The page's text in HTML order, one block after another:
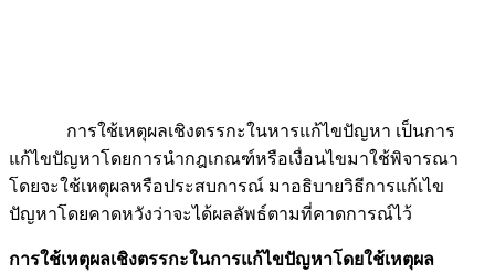
การใช้เหตุผลเชิงตรรกะในหารแก้ไขปัญหา เป็นการ
แก้ไขปัญหาโดยการนำกฎเกณฑ์หรือเงื่อนไขมาใช้พิจารณา
โดยจะใช้เหตุผลหรือประสบการณ์ มาอธิบายวิธีการแก้เไข
ปัญหาโดยคาดหวังว่าจะได้ผลลัพธ์ตามที่คาดการณ์ไว้
การใช้เหตุผลเชิงตรรกะในการแก้ไขปัญหาโดยใช้เหตุผล